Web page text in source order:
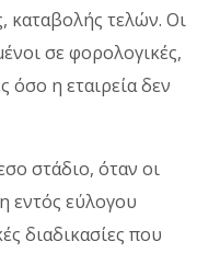
καταβολής τελών. Οι
σε φορολογικές,
όσο η εταιρεία δεν
στάδιο, όταν οι
εντός εύλογου
διαδικασίες που